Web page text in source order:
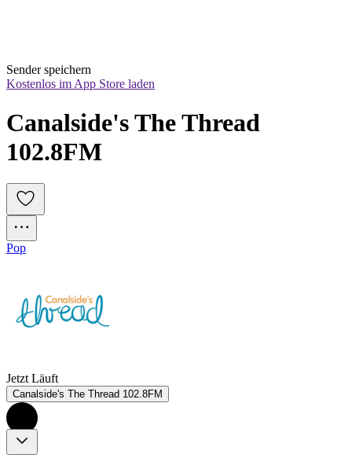
Sender speichern
Kostenlos im App Store laden
Canalside's The Thread
102.8FM
Pop
Jetzt Läuft
Canalside's The Thread 102.8FM